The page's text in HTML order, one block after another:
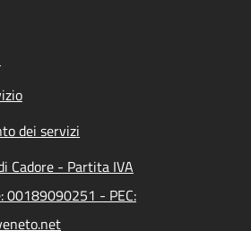
dei servizi
Cadore - Partita IVA
00189090251 - PEC: